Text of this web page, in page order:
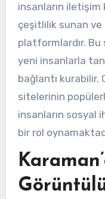
insanların iletişim
çeşitlilik sunan
platformlardır. Bu
yeni insanlarla
bağlantı kurabilir.
sitelerinin
insanların sosyal
bir rol